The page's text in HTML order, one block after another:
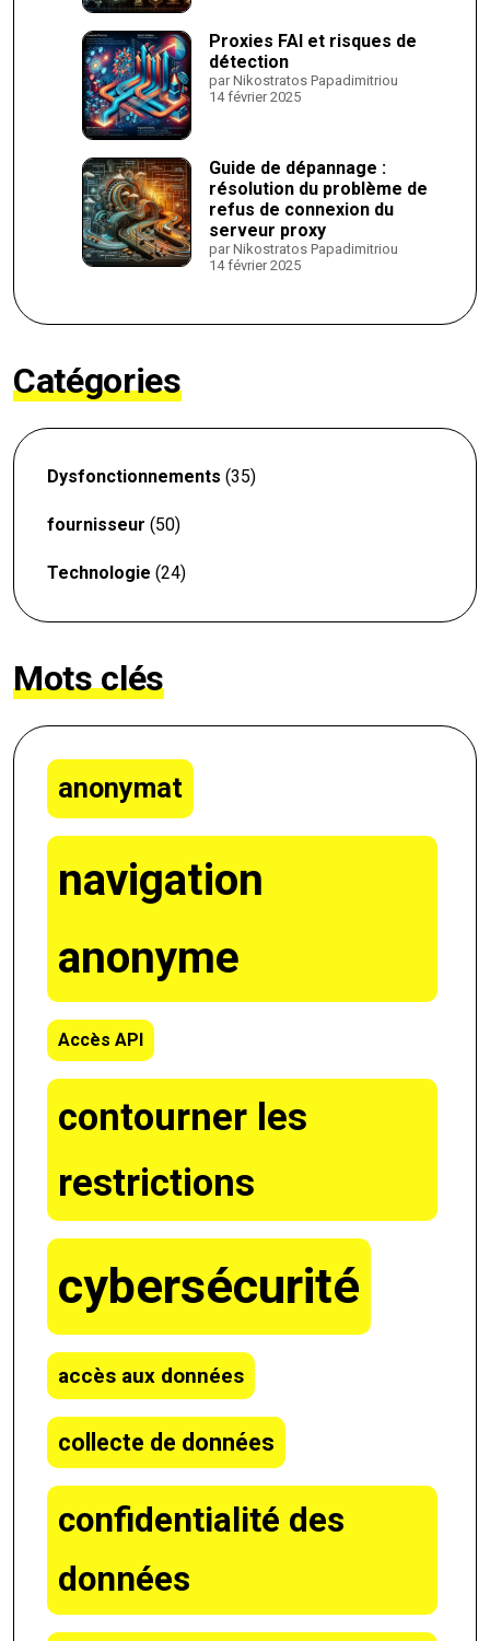
Proxies FAI et risques de
détection
par Nikostratos Papadimitriou
14 février 2025
Guide de dépannage :
résolution du problème de
refus de connexion du
serveur proxy
par Nikostratos Papadimitriou
14 février 2025
Catégories
Dysfonctionnements (35)
fournisseur (50)
Technologie (24)
Mots clés
anonymat
navigation
anonyme
Accès API
contourner les
restrictions
cybersécurité
accès aux données
collecte de données
confidentialité des
données